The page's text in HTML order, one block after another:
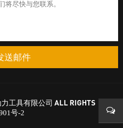
送邮件
工具有限公司 ALL RIGHTS
号-2